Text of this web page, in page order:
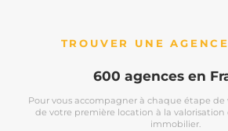
TROUVER UNE
600 agences en
Pour vous accompagner à chaque étape
de votre première location à la
immobilier.